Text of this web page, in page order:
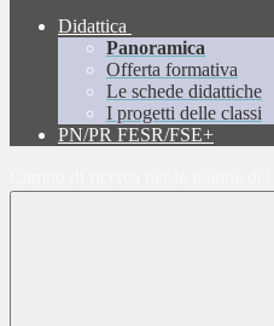
Didattica
Panoramica
Offerta formativa
Le schede didattiche
I progetti delle classi
PN/PR FESR/FSE+